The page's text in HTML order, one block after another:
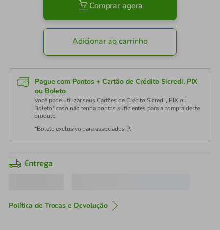
Comprar agora
Adicionar ao carrinho
Pague com Pontos + Cartão de Crédito Sicredi, PIX
ou Boleto
Você pode utilizar seus Cartões de Crédito Sicredi , PIX ou
Boleto* caso não tenha pontos suficientes para a compra deste
produto.
*Boleto exclusivo para associados PJ
Entrega
Política de Trocas e Devolução